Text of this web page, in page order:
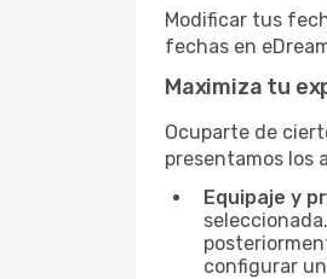
Modificar tus
fechas en
Maximiza tu
Ocuparte de
presentamos los
Equipaje y
configurar